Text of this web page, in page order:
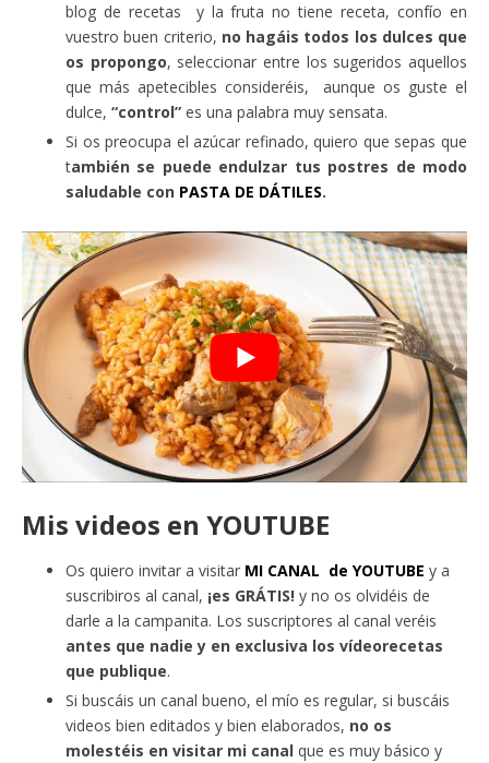
blog de recetas y la fruta no tiene receta, confío en
vuestro buen criterio, no hagáis todos los dulces que
os propongo, seleccionar entre los sugeridos aquellos
que más apetecibles consideréis, aunque os guste el
dulce, “control” es una palabra muy sensata.
Si os preocupa el azúcar refinado, quiero que sepas que
también se puede endulzar tus postres de modo
saludable con PASTA DE DÁTILES.
Mis videos en YOUTUBE
Os quiero invitar a visitar MI CANAL de YOUTUBE y a
suscribiros al canal, ¡es GRÁTIS! y no os olvidéis de
darle a la campanita. Los suscriptores al canal veréis
antes que nadie y en exclusiva los vídeorecetas
que publique.
Si buscáis un canal bueno, el mío es regular, si buscáis
videos bien editados y bien elaborados, no os
molestéis en visitar mi canal que es muy básico y